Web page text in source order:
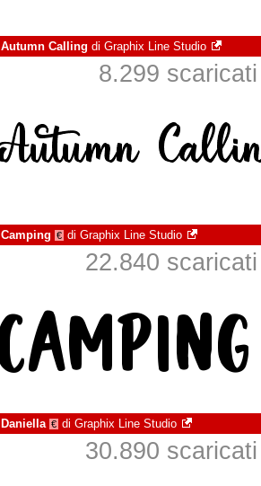
Autumn Calling di Graphix Line Studio
8.299
Camping € di Graphix Line Studio
22.840
Daniella € di Graphix Line Studio
30.890